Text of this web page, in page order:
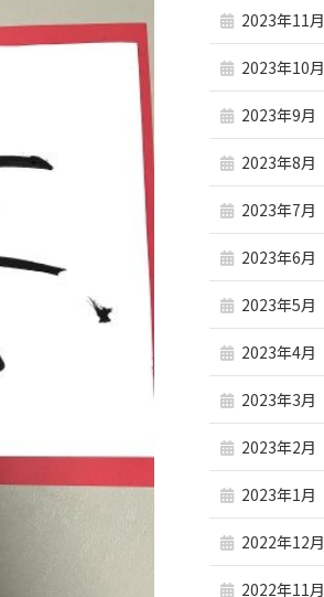
2023年11月
2023年10月
2023年9月
2023年8月
2023年7月
2023年6月
2023年5月
2023年4月
2023年3月
2023年2月
2023年1月
2022年12月
2022年11月